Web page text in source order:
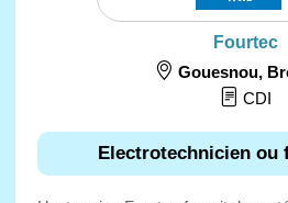
Fourtec
Gouesnou,
CDI
Electrotechnicien ou